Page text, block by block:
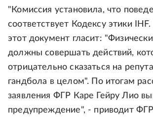
"Комиссия установила, что
соответствует Кодексу этики
этот документ гласит:
должны совершать действий,
отрицательно сказаться на
гандбола в целом". По итогам
заявления ФГР Каре Гейру Лио
предупреждение", - приводит